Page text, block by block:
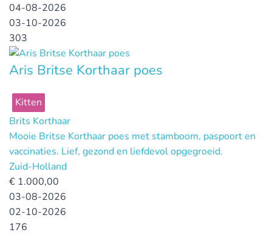
04-08-2026
03-10-2026
303
Aris Britse Korthaar poes
Kitten
Brits Korthaar
Mooie Britse Korthaar poes met stamboom, paspoort en
vaccinaties. Lief, gezond en liefdevol opgegroeid.
Zuid-Holland
€ 1.000,00
03-08-2026
02-10-2026
176